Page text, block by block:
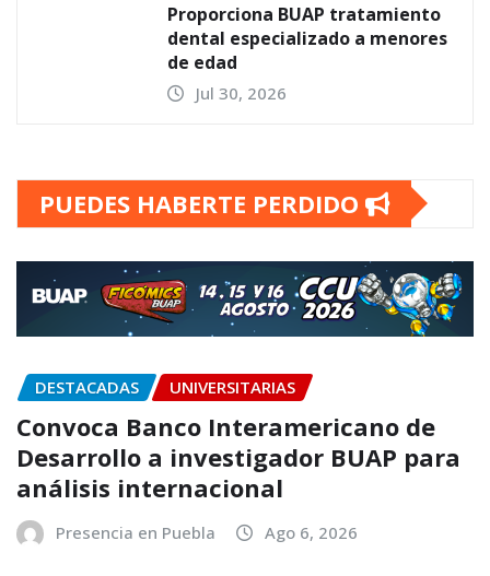
Proporciona BUAP tratamiento
dental especializado a menores
de edad
Jul 30, 2026
PUEDES HABERTE PERDIDO
DESTACADAS UNIVERSITARIAS
Convoca Banco Interamericano de
Desarrollo a investigador BUAP para
análisis internacional
Presencia en Puebla Ago 6, 2026